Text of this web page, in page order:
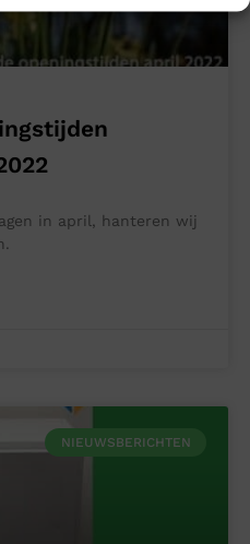
in april, hanteren wij
NIEUWSBERICHTEN